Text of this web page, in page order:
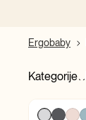
Ergobaby
Kategorije